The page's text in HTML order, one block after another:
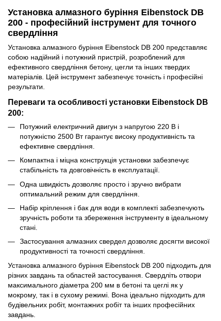
Установка алмазного буріння Eibenstock DB
200 - професійний інструмент для точного
свердління
Установка алмазного буріння Eibenstock DB 200 представляє
собою надійний і потужний пристрій, розроблений для
ефективного свердління бетону, цегли та інших твердих
матеріалів. Цей інструмент забезпечує точність і професійні
результати.
Переваги та особливості установки Eibenstock DB
200:
Потужний електричний двигун з напругою 220 В і
потужністю 2500 Вт гарантує високу продуктивність та
ефективне свердління.
Компактна і міцна конструкція установки забезпечує
стабільність та довговічність в експлуатації.
Одна швидкість дозволяє просто і зручно вибрати
оптимальний режим для свердління.
Набір кріплення і бак для води в комплекті забезпечують
зручність роботи та збереження інструменту в ідеальному
стані.
Застосування алмазних свердел дозволяє досягти високої
продуктивності та точності свердління.
Установка алмазного буріння Eibenstock DB 200 підходить для
різних завдань та областей застосування. Свердліть отвори
максимального діаметра 200 мм в бетоні та цеглі як у
мокрому, так і в сухому режимі. Вона ідеально підходить для
будівельних робіт, монтажних робіт та інших професійних
завдань.